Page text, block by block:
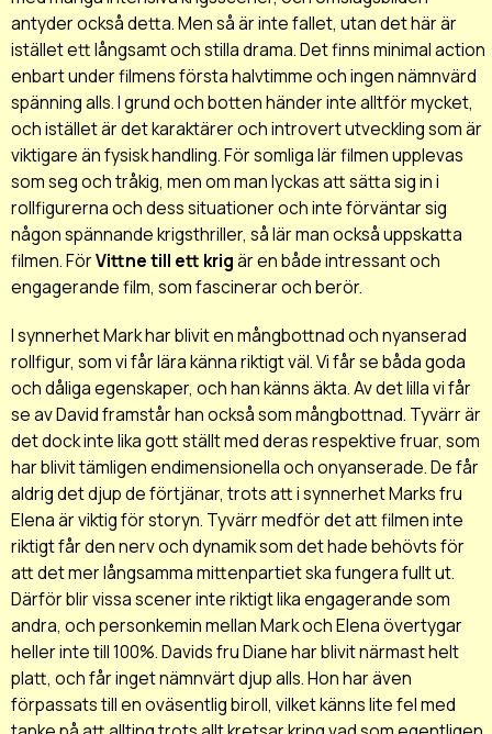
antyder också detta. Men så är inte fallet, utan det här är
istället ett långsamt och stilla drama. Det finns minimal action
enbart under filmens första halvtimme och ingen nämnvärd
spänning alls. I grund och botten händer inte alltför mycket,
och istället är det karaktärer och introvert utveckling som är
viktigare än fysisk handling. För somliga lär filmen upplevas
som seg och tråkig, men om man lyckas att sätta sig in i
rollfigurerna och dess situationer och inte förväntar sig
någon spännande krigsthriller, så lär man också uppskatta
filmen. FörVittne till ett krigär en både intressant och
engagerande film, som fascinerar och berör.
I synnerhet Mark har blivit en mångbottnad och nyanserad
rollfigur, som vi får lära känna riktigt väl. Vi får se båda goda
och dåliga egenskaper, och han känns äkta. Av det lilla vi får
se av David framstår han också som mångbottnad. Tyvärr är
det dock inte lika gott ställt med deras respektive fruar, som
har blivit tämligen endimensionella och onyanserade. De får
aldrig det djup de förtjänar, trots att i synnerhet Marks fru
Elena är viktig för storyn. Tyvärr medför det att filmen inte
riktigt får den nerv och dynamik som det hade behövts för
att det mer långsamma mittenpartiet ska fungera fullt ut.
Därför blir vissa scener inte riktigt lika engagerande som
andra, och personkemin mellan Mark och Elena övertygar
heller inte till 100%. Davids fru Diane har blivit närmast helt
platt, och får inget nämnvärt djup alls. Hon har även
förpassats till en oväsentlig biroll, vilket känns lite fel med